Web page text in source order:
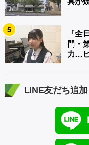
5
「全
門・
力…
LINE友だち追加